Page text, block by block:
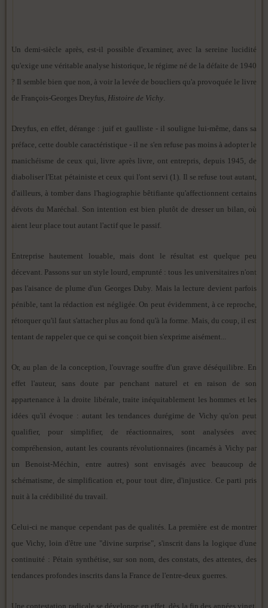
Un demi-siècle après, est-il possible d'examiner, avec la sereine lucidité
qu'exige une véritable analyse historique, le régime né de la défaite de 1940
? Il semble bien que non, à voir la levée de boucliers qu'a provoquée le livre
de François-Georges Dreyfus, Histoire de Vichy.
Dreyfus, en effet, dérange : juif et gaulliste - il souligne lui-même, dans sa
préface, cette double caractéristique - il ne s'en refuse pas moins à adopter le
manichéisme de ceux qui, livre après livre, ont entrepris, depuis 1945, de
diaboliser l'Etat pétainiste et ceux qui l'ont servi (1). Il se refuse tout autant,
d'ailleurs, à tomber dans l'hagiographie bêtifiante qu'affectionnent certains
dévots du Maréchal. Son intention est bien plutôt de dresser un bilan, où
aient leur place tout autant l'actif que le passif.
Entreprise hautement louable, mais dont le résultat est quelque peu
décevant. Passons sur un style lourd, emprunté : tous les universitaires n'ont
pas l'aisance de plume d'un Georges Duby. Mais la lecture devient parfois
pénible, tant la rédaction est négligée. On peut évidemment, à ce reproche,
rétorquer qu'il faut s'attacher plus au fond qu'à la forme. Mais, du coup, il est
tentant de rappeler que ce qui se conçoit bien s'exprime aisément...
Or, au plan de la conception, l'ouvrage souffre d'un grave déséquilibre. En
effet l'auteur, sans doute par penchant naturel et en raison de son
appartenance à la droite libérale, traite inéquitablement les hommes et les
idées qu'il évoque : autant les tendances durégime de Vichy qu'on peut
qualifier, pour simplifier, de réactionnaires, sont analysées avec
compréhension, autant les courants révolutionnaires (incarnés à Vichy par
un Benoist-Méchin, entre autres) sont envisagés avec beaucoup de
schématisme, de simplification et, pour tout dire, d'injustice. Ce parti pris
nuit à la crédibilité du travail.
Celui-ci ne manque cependant pas de qualités. La première est de montrer
que Vichy, loin d'être une "divine surprise", s'inscrit dans la logique d'une
continuité : Pétain synthétise, sur son nom, des constats, des attentes, des
tendances profondes inscrits dans la France de l'entre-deux guerres.
Une contestation radicale se développe en effet, dès la fin des années vingt,